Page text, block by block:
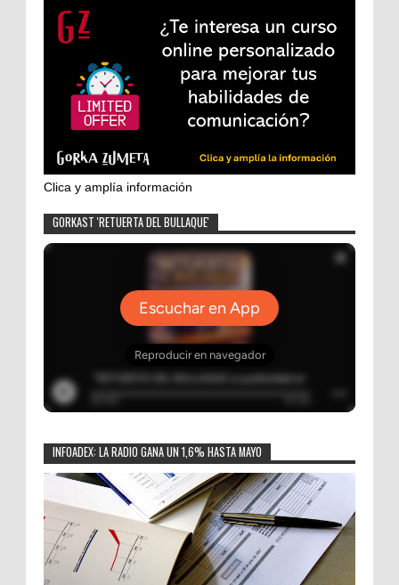
Clica y amplía información
GORKAST 'RETUERTA DEL BULLAQUE'
INFOADEX: LA RADIO GANA UN 1,6% HASTA MAYO